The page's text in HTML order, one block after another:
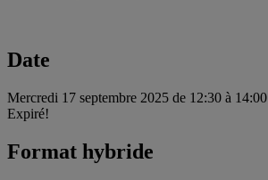
Date
Mercredi 17 septembre 2025 de 12:30 à 14:00
Expiré!
Format hybride